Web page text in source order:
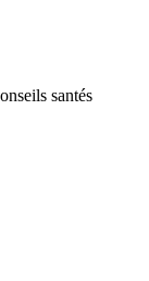
santés